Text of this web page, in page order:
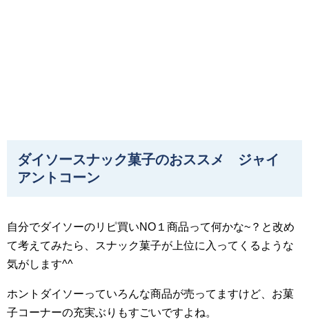
ダイソースナック菓子のおススメ ジャイ
アントコーン
自分でダイソーのリピ買いNO１商品って何かな~？と改め
て考えてみたら、スナック菓子が上位に入ってくるような
気がします^^
ホントダイソーっていろんな商品が売ってますけど、お菓
子コーナーの充実ぶりもすごいですよね。